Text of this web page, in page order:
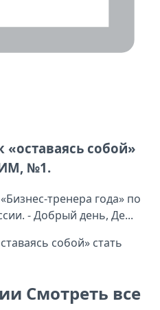
собой»
№1.
тренера года» по
- Добрый день, Де...
Смотреть все